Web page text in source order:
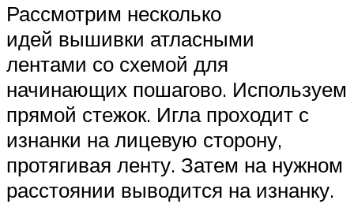
Рассмотрим несколько
идей вышивки атласными
лентами со схемой для
начинающих пошагово. Используем
прямой стежок. Игла проходит с
изнанки на лицевую сторону,
протягивая ленту. Затем на нужном
расстоянии выводится на изнанку.